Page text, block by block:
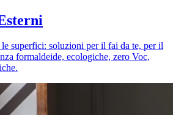
superfici: soluzioni per il fai da te, per il
formaldeide, ecologiche, zero Voc,